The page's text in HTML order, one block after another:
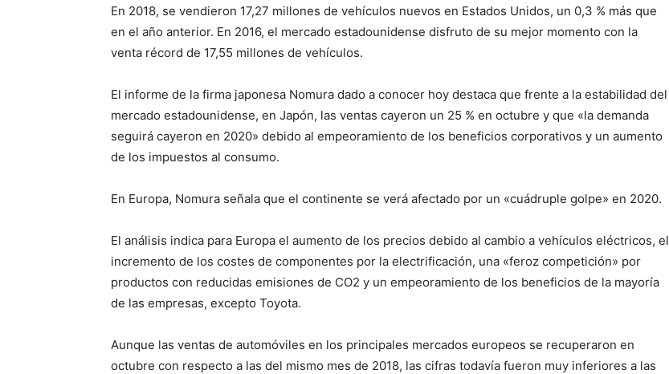
En 2018, se vendieron 17,27 millones de vehículos nuevos en Estados Unidos, un 0,3 % más que
en el año anterior. En 2016, el mercado estadounidense disfruto de su mejor momento con la
venta récord de 17,55 millones de vehículos.
El informe de la firma japonesa Nomura dado a conocer hoy destaca que frente a la estabilidad del
mercado estadounidense, en Japón, las ventas cayeron un 25 % en octubre y que «la demanda
seguirá cayeron en 2020» debido al empeoramiento de los beneficios corporativos y un aumento
de los impuestos al consumo.
En Europa, Nomura señala que el continente se verá afectado por un «cuádruple golpe» en 2020.
El análisis indica para Europa el aumento de los precios debido al cambio a vehículos eléctricos, el
incremento de los costes de componentes por la electrificación, una «feroz competición» por
productos con reducidas emisiones de CO2 y un empeoramiento de los beneficios de la mayoría
de las empresas, excepto Toyota.
Aunque las ventas de automóviles en los principales mercados europeos se recuperaron en
octubre con respecto a las del mismo mes de 2018, las cifras todavía fueron muy inferiores a las